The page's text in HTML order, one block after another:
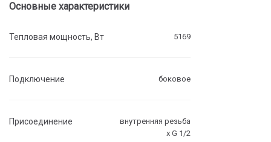
Основные характеристики
Тепловая мощность, Вт 5169
Подключение боковое
Присоединение
внутренняя резьба
х G 1/2